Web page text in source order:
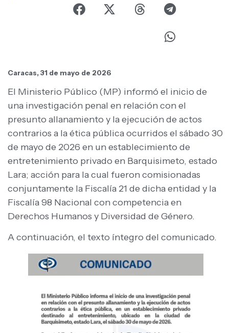
Caracas, 31 de mayo de 2026
El Ministerio Público (MP) informó el inicio de
una investigación penal en relación con el
presunto allanamiento y la ejecución de actos
contrarios a la ética pública ocurridos el sábado 30
de mayo de 2026 en un establecimiento de
entretenimiento privado en Barquisimeto, estado
Lara; acción para la cual fueron comisionadas
conjuntamente la Fiscalía 21 de dicha entidad y la
Fiscalía 98 Nacional con competencia en
Derechos Humanos y Diversidad de Género.
A continuación, el texto íntegro del comunicado.